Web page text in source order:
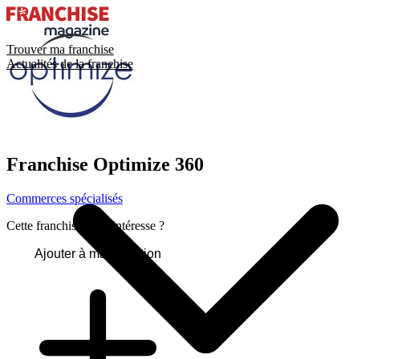
Trouver ma franchise
Actualités de la franchise
Franchise Optimize 360
Commerces spécialisés
Cette franchise vous intéresse ?
Ajouter à ma sélection